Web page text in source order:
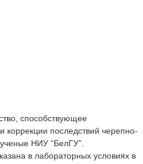
способствующее
коррекции последствий черепно-
НИУ “БелГУ”.
в лабораторных условиях в